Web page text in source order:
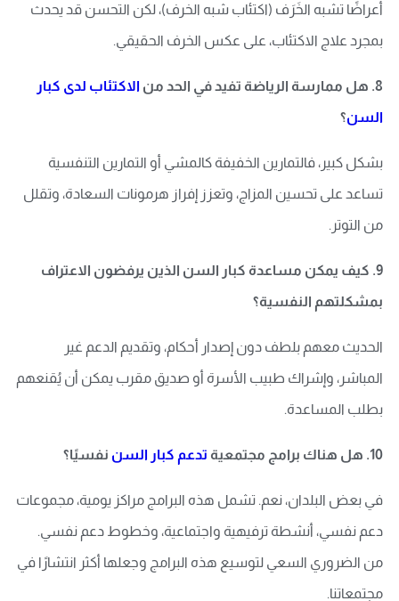
أعراضًا تشبه الخَرَف (اكتئاب شبه الخرف)، لكن التحسن قد يحدث
بمجرد علاج الاكتئاب، على عكس الخرف الحقيقي.
8. هل ممارسة الرياضة تفيد في الحد من الاكتئاب لدى كبار
السن؟
بشكل كبير، فالتمارين الخفيفة كالمشي أو التمارين التنفسية
تساعد على تحسين المزاج، وتعزز إفراز هرمونات السعادة، وتقلل
من التوتر.
9. كيف يمكن مساعدة كبار السن الذين يرفضون الاعتراف
بمشكلتهم النفسية؟
الحديث معهم بلطف دون إصدار أحكام، وتقديم الدعم غير
المباشر، وإشراك طبيب الأسرة أو صديق مقرب يمكن أن يُقنعهم
بطلب المساعدة.
10. هل هناك برامج مجتمعية تدعم كبار السن نفسيًا؟
في بعض البلدان، نعم. تشمل هذه البرامج مراكز يومية، مجموعات
دعم نفسي، أنشطة ترفيهية واجتماعية، وخطوط دعم نفسي.
من الضروري السعي لتوسيع هذه البرامج وجعلها أكثر انتشارًا في
مجتمعاتنا.